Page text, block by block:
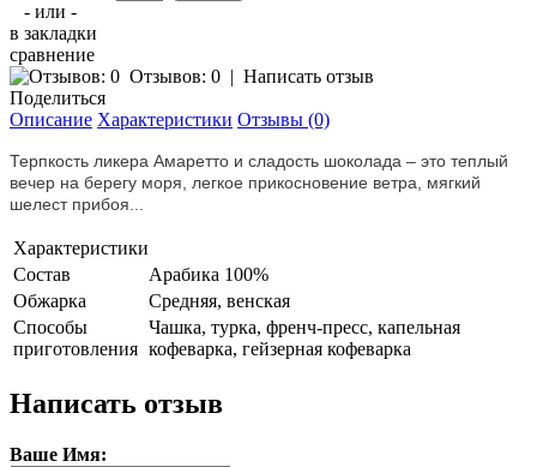
- или -
в закладки
сравнение
Отзывов: 0 | Написать отзыв
Поделиться
Описание Характеристики Отзывы (0)
Терпкость ликера Амаретто и сладость шоколада – это теплый
вечер на берегу моря, легкое прикосновение ветра, мягкий
шелест прибоя...
Характеристики
Состав
Арабика 100%
Обжарка
Средняя, венская
Способы
приготовления
Чашка, турка, френч-пресс, капельная
кофеварка, гейзерная кофеварка
Написать отзыв
Ваше Имя: